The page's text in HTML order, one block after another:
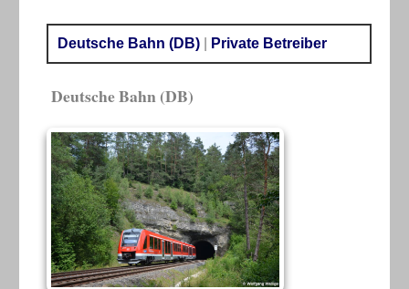
Deutsche Bahn (DB) Private Betreiber
Deutsche Bahn (DB)